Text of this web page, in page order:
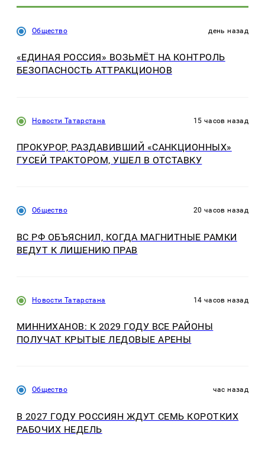
Общество день назад
«ЕДИНАЯ РОССИЯ» ВОЗЬМЁТ НА КОНТРОЛЬ
БЕЗОПАСНОСТЬ АТТРАКЦИОНОВ
Новости Татарстана 15 часов назад
ПРОКУРОР, РАЗДАВИВШИЙ «САНКЦИОННЫХ»
ГУСЕЙ ТРАКТОРОМ, УШЕЛ В ОТСТАВКУ
Общество 20 часов назад
ВС РФ ОБЪЯСНИЛ, КОГДА МАГНИТНЫЕ РАМКИ
ВЕДУТ К ЛИШЕНИЮ ПРАВ
Новости Татарстана 14 часов назад
МИННИХАНОВ: К 2029 ГОДУ ВСЕ РАЙОНЫ
ПОЛУЧАТ КРЫТЫЕ ЛЕДОВЫЕ АРЕНЫ
Общество час назад
В 2027 ГОДУ РОССИЯН ЖДУТ СЕМЬ КОРОТКИХ
РАБОЧИХ НЕДЕЛЬ